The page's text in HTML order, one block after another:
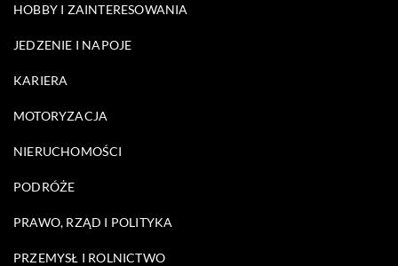
HOBBY I ZAINTERESOWANIA
JEDZENIE I NAPOJE
KARIERA
MOTORYZACJA
NIERUCHOMOŚCI
PODRÓŻE
PRAWO, RZĄD I POLITYKA
PRZEMYSŁ I ROLNICTWO